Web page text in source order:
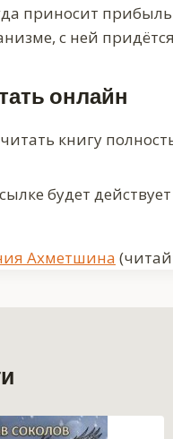
приносит
с ней
онлайн
книгу
будет
Ахметшина